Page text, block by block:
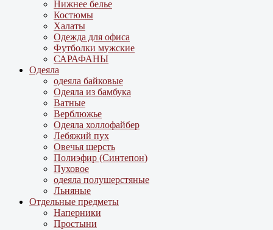
Нижнее белье
Костюмы
Халаты
Одежда для офиса
Футболки мужские
САРАФАНЫ
Одеяла
одеяла байковые
Одеяла из бамбука
Ватные
Верблюжье
Одеяла холлофайбер
Лебяжий пух
Овечья шерсть
Полиэфир (Синтепон)
Пуховое
одеяла полушерстяные
Льняные
Отдельные предметы
Наперники
Простыни